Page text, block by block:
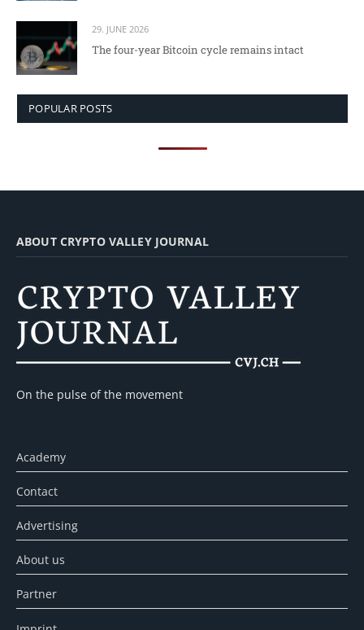
29. JUNE 2026
The four-year Bitcoin cycle remains intact
POPULAR POSTS
ABOUT CRYPTO VALLEY JOURNAL
On the pulse of the movement
Academy
Contact
Advertising
About us
Partner